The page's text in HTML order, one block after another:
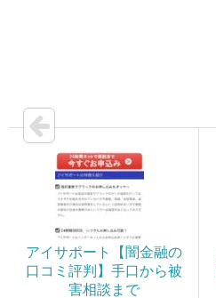
アイサポート【闇金融の
口コミ評判】手口から被
害相談まで